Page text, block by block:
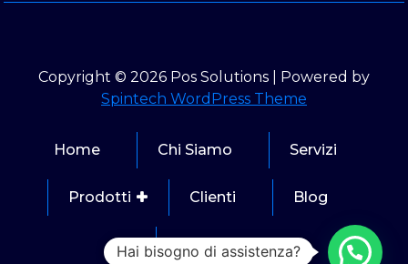
Copyright © 2026 Pos Solutions | Powered by
Spintech WordPress Theme
Home Chi Siamo Servizi
Prodotti Clienti Blog
Contatti
Hai bisogno di assistenza?